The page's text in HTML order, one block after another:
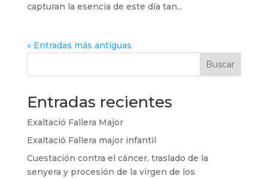
capturan la esencia de este día tan...
« Entradas más antiguas
Buscar
Entradas recientes
Exaltació Fallera Major
Exaltació Fallera major infantil
Cuestación contra el cáncer, traslado de la
senyera y procesión de la virgen de los